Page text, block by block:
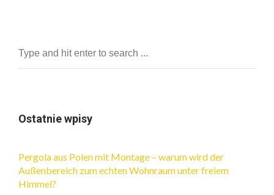
Ostatnie wpisy
Pergola aus Polen mit Montage – warum wird der
Außenbereich zum echten Wohnraum unter freiem
Himmel?